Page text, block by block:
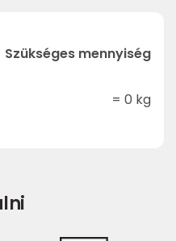
Szükséges mennyiség
= 0 kg